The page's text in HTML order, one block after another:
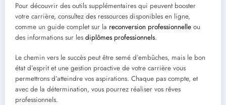
Pour découvrir des outils supplémentaires qui peuvent booster
votre carrière, consultez des ressources disponibles en ligne,
comme un guide complet sur la reconversion professionnelle ou
des informations sur les diplômes professionnels.
Le chemin vers le succès peut être semé d’embûches, mais le bon
état d’esprit et une gestion proactive de votre carrière vous
permettrons d’atteindre vos aspirations. Chaque pas compte, et
avec de la détermination, vous pourrez réaliser vos rêves
professionnels.